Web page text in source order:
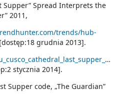
Supper” Spread Interprets the
2011,
trends/hub-
grudnia 2013].
stycznia 2014].
Supper code, „The Guardian”